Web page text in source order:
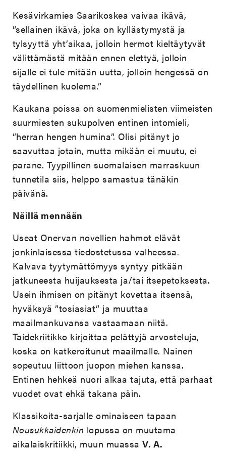
Kesävirkamies Saarikoskea vaivaa ikävä,
”sellainen ikävä, joka on kyllästymystä ja
tylsyyttä yht’aikaa, jolloin hermot kieltäytyvät
välittämästä mitään ennen elettyä, jolloin
sijalle ei tule mitään uutta, jolloin hengessä on
täydellinen kuolema.”
Kaukana poissa on suomenmielisten viimeisten
suurmiesten sukupolven entinen intomieli,
”herran hengen humina”. Olisi pitänyt jo
saavuttaa jotain, mutta mikään ei muutu, ei
parane. Tyypillinen suomalaisen marraskuun
tunnetila siis, helppo samastua tänäkin
päivänä.
Näillä mennään
Useat Onervan novellien hahmot elävät
jonkinlaisessa tiedostetussa valheessa.
Kalvava tyytymättömyys syntyy pitkään
jatkuneesta huijauksesta ja/tai itsepetoksesta.
Usein ihmisen on pitänyt kovettaa itsensä,
hyväksyä ”tosiasiat” ja muuttaa
maailmankuvansa vastaamaan niitä.
Taidekriitikko kirjoittaa pelättyjä arvosteluja,
koska on katkeroitunut maailmalle. Nainen
sopeutuu liittoon juopon miehen kanssa.
Entinen hehkeä nuori alkaa tajuta, että parhaat
vuodet ovat ehkä takana päin.
Klassikoita-sarjalle ominaiseen tapaan
Nousukkaidenkin lopussa on muutama
aikalaiskritiikki, muun muassaV. A.